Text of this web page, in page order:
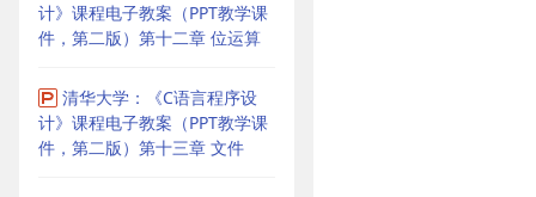
计》课程电子教案（PPT教学课
件，第二版）第十二章 位运算
清华大学：《C语言程序设
计》课程电子教案（PPT教学课
件，第二版）第十三章 文件